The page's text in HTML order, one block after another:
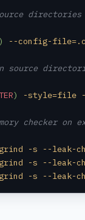
directories
) --config-
source
) -style=file
checker on
-s --leak-
-s --leak-
-s --leak-